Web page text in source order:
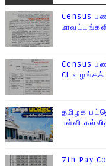
Census
Census
CL வழங்கக்
தமிழக
பள்ளி
7th Pay